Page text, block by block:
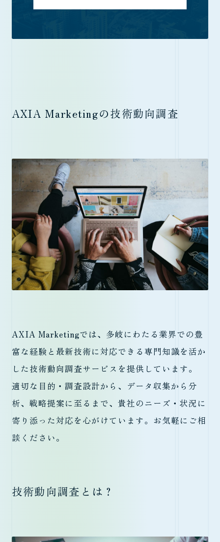
AXIA Marketingの技術動向調査
AXIA Marketingでは、多岐にわたる業界での豊
富な経験と最新技術に対応できる専門知識を活か
した技術動向調査サービスを提供しています。
適切な目的・調査設計から、データ収集から分
析、戦略提案に至るまで、貴社のニーズ・状況に
寄り添った対応を心がけています。お気軽にご相
談ください。
技術動向調査とは？